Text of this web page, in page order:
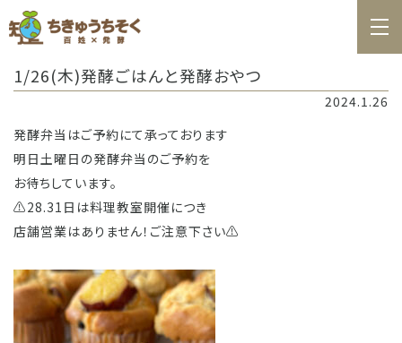
百姓日記
お知らせ
お問合せ
料理教室カレンダー
商品の購入
1/26(木)発酵ごはんと発酵おやつ
2024.1.26
発酵弁当はご予約にて承っております
明日土曜日の発酵弁当のご予約を
お待ちしています。
⚠️28.31日は料理教室開催につき
店舗営業はありません！ご注意下さい⚠️